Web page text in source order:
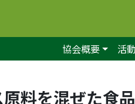
協会概要 活
料を混ぜた食